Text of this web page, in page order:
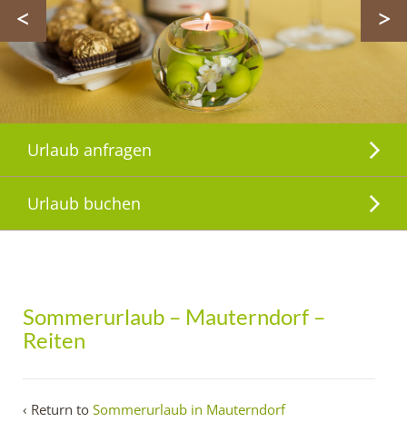
< >
Urlaub anfragen
Urlaub buchen
Sommerurlaub – Mauterndorf –
Reiten
‹ Return to Sommerurlaub in Mauterndorf